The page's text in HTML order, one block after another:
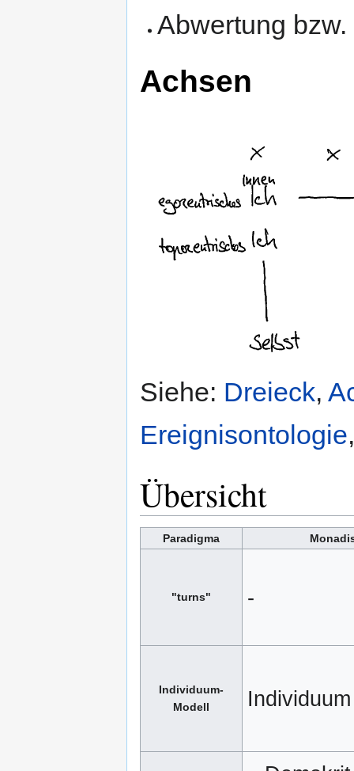
Abwertung
Achsen
Siehe: Dreieck,
Ereignisontologie
Übersicht
Paradigma
"turns" -
Individuum-
Modell